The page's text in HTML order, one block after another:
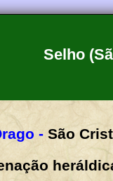
Selho
Orago - São